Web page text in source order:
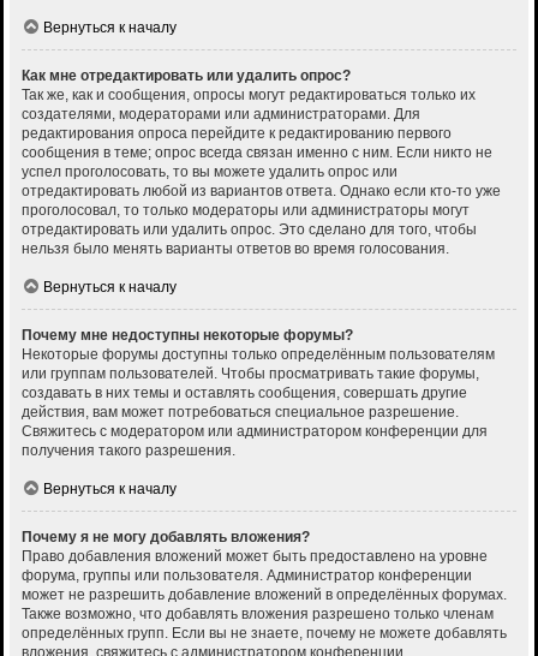
Вернуться к началу
Как мне отредактировать или удалить опрос?
Так же, как и сообщения, опросы могут редактироваться только их
создателями, модераторами или администраторами. Для
редактирования опроса перейдите к редактированию первого
сообщения в теме; опрос всегда связан именно с ним. Если никто не
успел проголосовать, то вы можете удалить опрос или
отредактировать любой из вариантов ответа. Однако если кто-то уже
проголосовал, то только модераторы или администраторы могут
отредактировать или удалить опрос. Это сделано для того, чтобы
нельзя было менять варианты ответов во время голосования.
Вернуться к началу
Почему мне недоступны некоторые форумы?
Некоторые форумы доступны только определённым пользователям
или группам пользователей. Чтобы просматривать такие форумы,
создавать в них темы и оставлять сообщения, совершать другие
действия, вам может потребоваться специальное разрешение.
Свяжитесь с модератором или администратором конференции для
получения такого разрешения.
Вернуться к началу
Почему я не могу добавлять вложения?
Право добавления вложений может быть предоставлено на уровне
форума, группы или пользователя. Администратор конференции
может не разрешить добавление вложений в определённых форумах.
Также возможно, что добавлять вложения разрешено только членам
определённых групп. Если вы не знаете, почему не можете добавлять
вложения, свяжитесь с администратором конференции.